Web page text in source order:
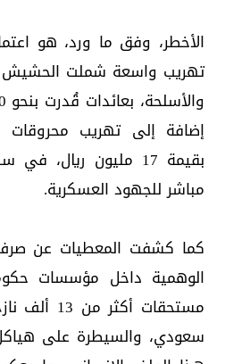
الأخطر، وفق ما ورد، هو
تهريب واسعة شملت الحشيش
إضافة إلى تهريب محروقات
بقيمة 17 مليون
مباشر للجهود العسكرية.
كما كشفت المعطيات عن صرف
الوهمية داخل مؤسسات
سعودي، والسيطرة على